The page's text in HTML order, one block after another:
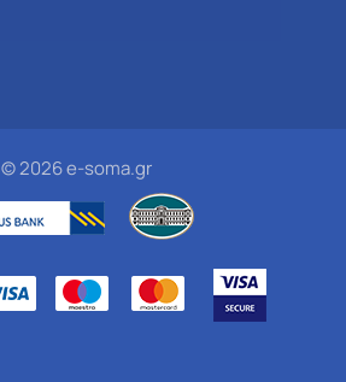
© 2026 e-soma.gr